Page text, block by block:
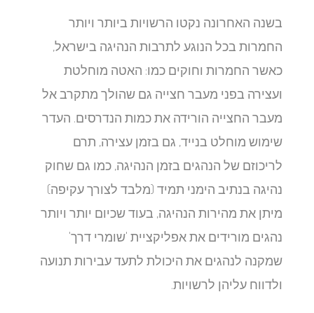
בשנה האחרונה נקטו הרשויות ביותר ויותר
החמרות בכל הנוגע לתרבות הנהיגה בישראל,
כאשר החמרות וחוקים כמו: האטה מוחלטת
ועצירה בפני מעבר חצייה גם שהולך מתקרב אל
מעבר החצייה הורידה את כמות הנדרסים. העדר
שימוש מוחלט בנייד, גם בזמן עצירה, תרם
לריכוזם של הנהגים בזמן הנהיגה, כמו גם שחוק
נהיגה בנתיב הימני תמיד (מלבד לצורך עקיפה)
מיתן את מהירות הנהיגה, בעוד שכיום יותר ויותר
נהגים מורידים את אפליקציית 'שומרי דרך'
שמקנה לנהגים את היכולת לתעד עבירות תנועה
ולדווח עליהן לרשויות.